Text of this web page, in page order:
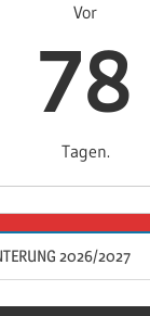
Vor
78
Tagen.
2026/2027